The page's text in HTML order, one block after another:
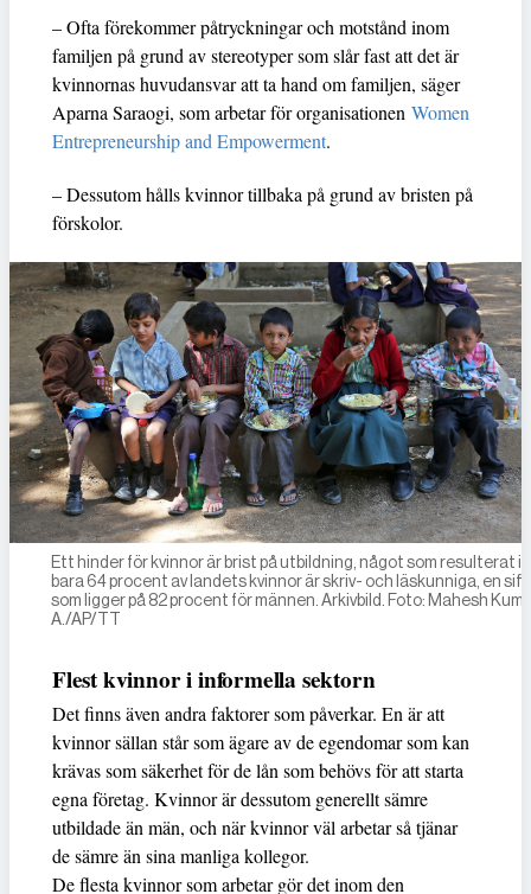
– Ofta förekommer påtryckningar och motstånd inom
familjen på grund av stereotyper som slår fast att det är
kvinnornas huvudansvar att ta hand om familjen, säger
Aparna Saraogi, som arbetar för organisationen Women
Entrepreneurship and Empowerment.
– Dessutom hålls kvinnor tillbaka på grund av bristen på
förskolor.
Ett hinder för kvinnor är brist på utbildning, något som resulterat i
bara 64 procent av landets kvinnor är skriv- och läskunniga, en
som ligger på 82 procent för männen. Arkivbild. Foto: Mahesh
A./AP/TT
Flest kvinnor i informella sektorn
Det finns även andra faktorer som påverkar. En är att
kvinnor sällan står som ägare av de egendomar som kan
krävas som säkerhet för de lån som behövs för att starta
egna företag. Kvinnor är dessutom generellt sämre
utbildade än män, och när kvinnor väl arbetar så tjänar
de sämre än sina manliga kollegor.
De flesta kvinnor som arbetar gör det inom den